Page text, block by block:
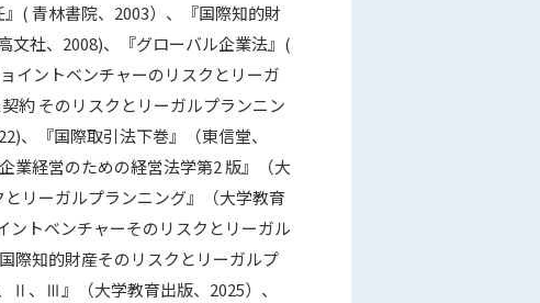
( 青林書院、2003）、『国際知的財
文社、2008)、『グローバル企業法』(
イントベンチャーのリスクとリーガ
約 そのリスクとリーガルプランニン
、『国際取引法下巻』（東信堂、
業経営のための経営法学第2 版』（大
リーガルプランニング』（大学教育
ントベンチャーそのリスクとリーガル
際知的財産そのリスクとリーガルプ
Ⅱ、Ⅲ』（大学教育出版、2025）、